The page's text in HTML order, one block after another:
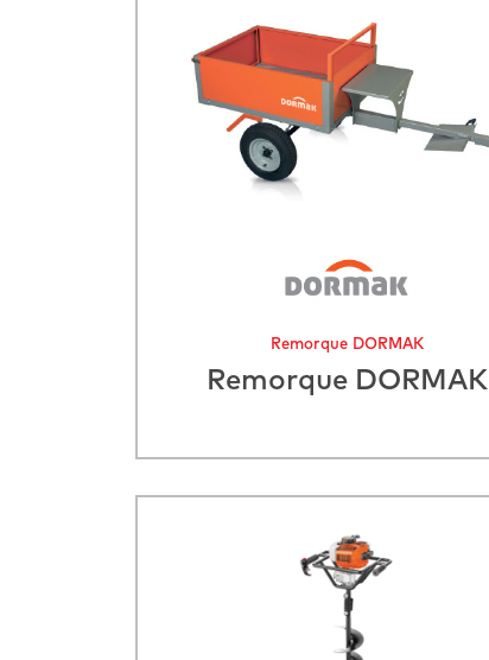
Remorque DORMAK
Remorque DORMAK